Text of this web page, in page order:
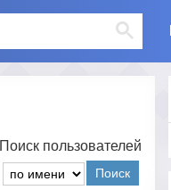
Поиск пользователей
Поиск